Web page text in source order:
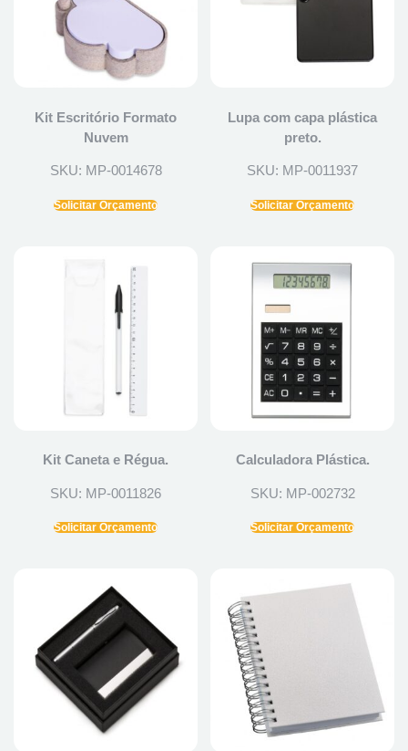
Kit Escritório Formato
Nuvem
SKU: MP-0014678
Solicitar Orçamento
Lupa com capa plástica
preto.
SKU: MP-0011937
Solicitar Orçamento
Kit Caneta e Régua.
SKU: MP-0011826
Solicitar Orçamento
Calculadora Plástica.
SKU: MP-002732
Solicitar Orçamento